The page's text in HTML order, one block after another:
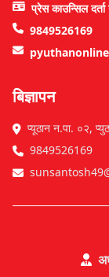
प्रेस काउन्सिल
9849526169
बिज्ञापन
प्यूठान न.पा. ०२,
9849526169